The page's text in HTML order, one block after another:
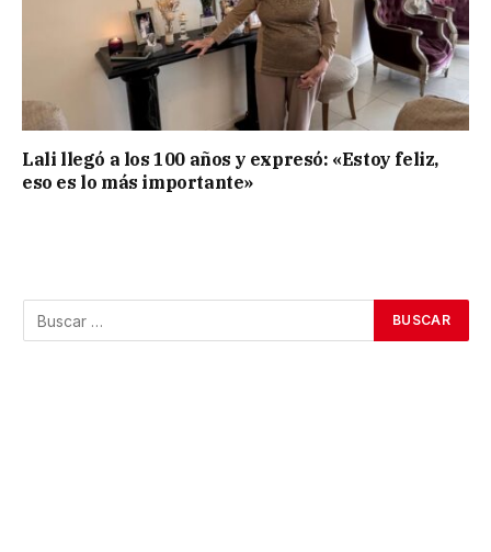
Lali llegó a los 100 años y expresó: «Estoy feliz,
eso es lo más importante»